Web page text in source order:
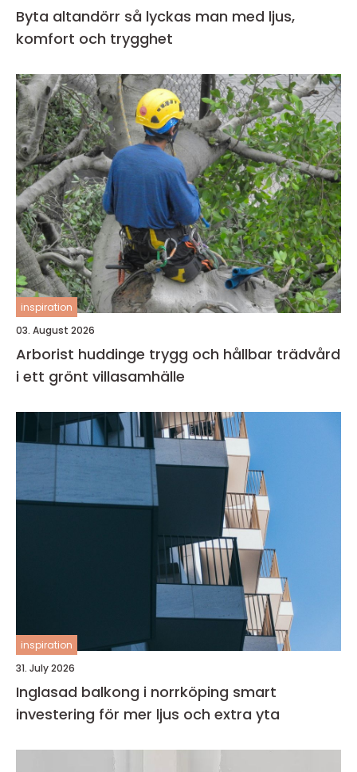
Byta altandörr så lyckas man med ljus,
komfort och trygghet
inspiration
03. August 2026
Arborist huddinge trygg och hållbar trädvård
i ett grönt villasamhälle
inspiration
31. July 2026
Inglasad balkong i norrköping smart
investering för mer ljus och extra yta